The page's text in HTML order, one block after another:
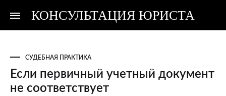
КОНСУЛЬТАЦИЯ ЮРИСТА
Консультация
Консультация
СУДЕБНАЯ ПРАКТИКА
Если первичный учетный документ
не соответствует